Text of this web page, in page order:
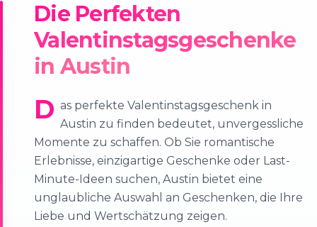
Die Perfekten
Valentinstagsgeschenke
in Austin
D as perfekte Valentinstagsgeschenk in
Austin zu finden bedeutet, unvergessliche
Momente zu schaffen. Ob Sie romantische
Erlebnisse, einzigartige Geschenke oder Last-
Minute-Ideen suchen, Austin bietet eine
unglaubliche Auswahl an Geschenken, die Ihre
Liebe und Wertschätzung zeigen.